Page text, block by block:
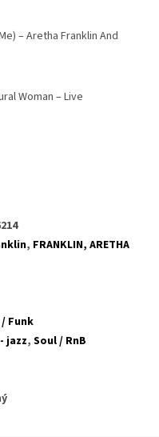
– Aretha Franklin And
Woman – Live
, FRANKLIN, ARETHA
Funk
jazz, Soul / RnB